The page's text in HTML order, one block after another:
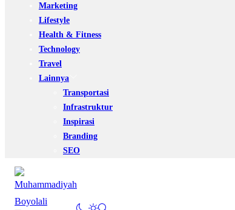
Marketing
Lifestyle
Health & Fitness
Technology
Travel
Lainnya
Transportasi
Infrastruktur
Inspirasi
Branding
SEO